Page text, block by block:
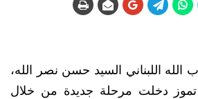
الله اللبناني السيد حسن نصر الله،
دخلت مرحلة جديدة من خلال